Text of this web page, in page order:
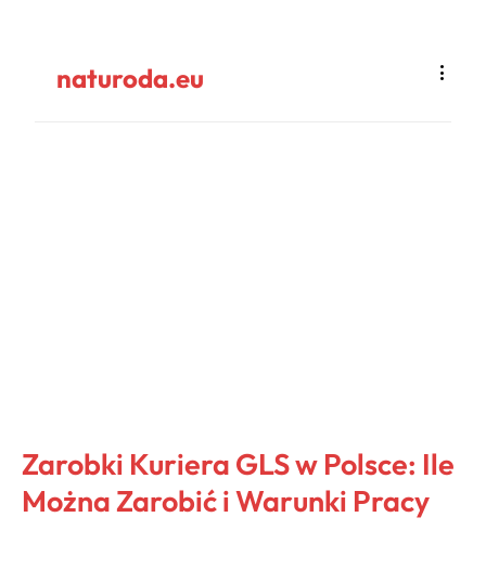
naturoda.eu
Zarobki Kuriera GLS w Polsce: Ile
Można Zarobić i Warunki Pracy